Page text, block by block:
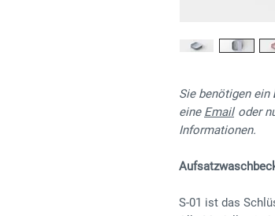
Sie benötigen ein
eine Email oder
Informationen.
S-01 ist das